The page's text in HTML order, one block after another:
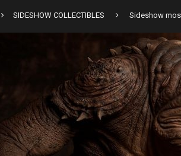
SIDESHOW COLLECTIBLES Sideshow